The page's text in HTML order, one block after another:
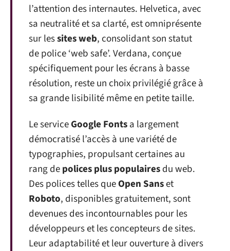
l’attention des internautes. Helvetica, avec
sa neutralité et sa clarté, est omniprésente
sur lessites web, consolidant son statut
de police ‘web safe’. Verdana, conçue
spécifiquement pour les écrans à basse
résolution, reste un choix privilégié grâce à
sa grande lisibilité même en petite taille.
Le serviceGoogle Fontsa largement
démocratisé l’accès à une variété de
typographies, propulsant certaines au
rang depolices plus populairesdu web.
Des polices telles queOpen Sanset
Roboto, disponibles gratuitement, sont
devenues des incontournables pour les
développeurs et les concepteurs de sites.
Leur adaptabilité et leur ouverture à divers